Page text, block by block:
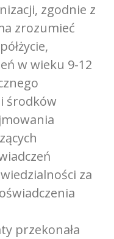
zgodnie z
zrozumieć
w wieku 9-12
środków
za
przekonała